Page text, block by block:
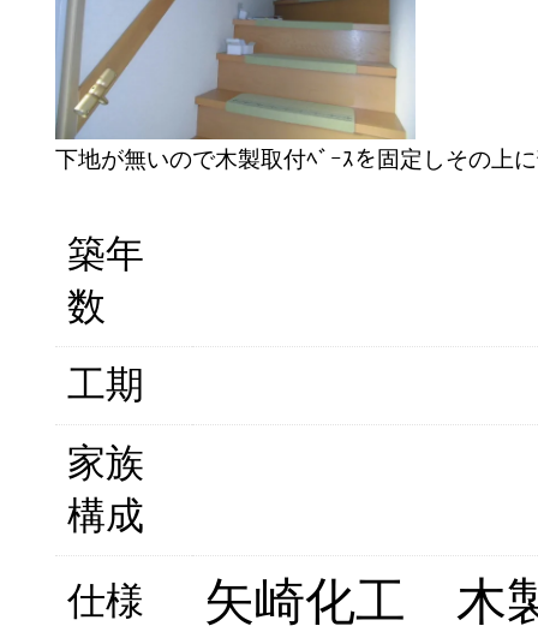
下地が無いので木製取付ﾍﾞｰｽを固定しその上
築年
数
工期
家族
構成
仕様
矢崎化工 木